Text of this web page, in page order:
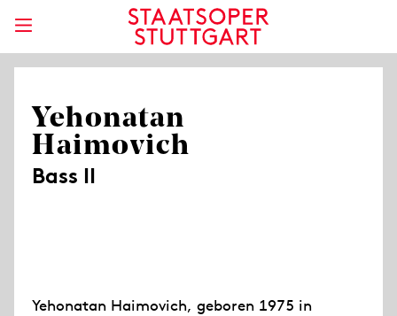
Yehonatan
Haimovich
Bass II
Yehonatan Haimovich, geboren 1975 in